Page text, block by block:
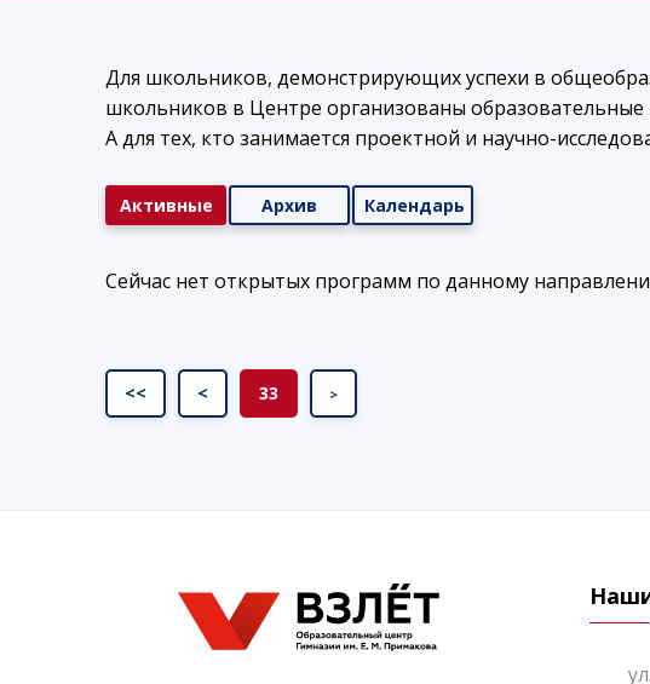
Для школьников, демонстрирующих успехи в
школьников в Центре организованы
А для тех, кто занимается проектной и научно-
Активные Архив Календарь
Сейчас нет открытых программ по данному
<< < 33 >